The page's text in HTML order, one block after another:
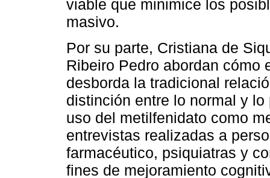
viable que minimice los
masivo.
Por su parte, Cristiana de
Ribeiro Pedro abordan cómo
desborda la tradicional
distinción entre lo normal y
uso del metilfenidato como
entrevistas realizadas a
farmacéutico, psiquiatras y
fines de mejoramiento